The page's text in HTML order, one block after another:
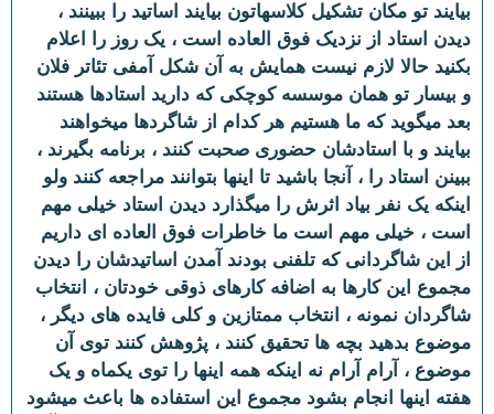
بیایند تو مکان تشکیل کلاسهاتون بیایند اساتید را ببینند ،
دیدن استاد از نزدیک فوق العاده است ، یک روز را اعلام
بکنید حالا لازم نیست همایش به آن شکل آمفی تئاتر فلان
و بیسار تو همان موسسه کوچکی که دارید استادها هستند
بعد میگوید که ما هستیم هر کدام از شاگردها میخواهند
بیایند و با استادشان حضوری صحبت کنند ، برنامه بگیرند ،
ببینن استاد را ، آنجا باشید تا اینها بتوانند مراجعه کنند ولو
اینکه یک نفر بیاد اثرش را میگذارد دیدن استاد خیلی مهم
است ، خیلی مهم است ما خاطرات فوق العاده ای داریم
از این شاگردانی که تلفنی بودند آمدن اساتیدشان را دیدن
مجموع این کارها به اضافه کارهای ذوقی خودتان ، انتخاب
شاگردان نمونه ، انتخاب ممتازین و کلی فایده های دیگر ،
موضوع بدهید بچه ها تحقیق کنند ، پژوهش کنند توی آن
موضوع ، آرام آرام نه اینکه همه اینها را توی یکماه و یک
هفته اینها انجام بشود مجموع این استفاده ها باعث میشود